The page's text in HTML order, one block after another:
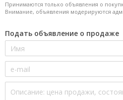
Принимаются только объявления о
Внимание, объявления модерируются
Подать объявление о продаже